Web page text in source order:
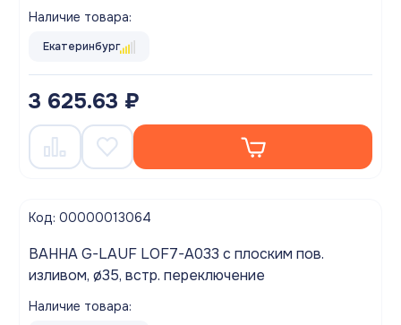
Наличие товара:
Екатеринбург
3 625.63 ₽
Код: 00000013064
ВАННА G-LAUF LOF7-A033 с плоским пов.
изливом, ø35, встр. переключение
Наличие товара: